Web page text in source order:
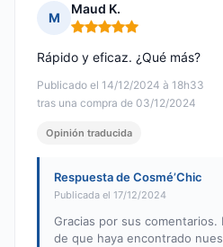
M
Maud K.
Nota: 5 de 5
Publicado el 14/12/2024 à 18h33
tras una compra de 03/12/2024
Rápido y eficaz. ¿Qué más?
Opinión traducida
Respuesta de Cosmé’Chic
Publicada el 17/12/2024
Gracias por sus comentarios.
de que haya encontrado